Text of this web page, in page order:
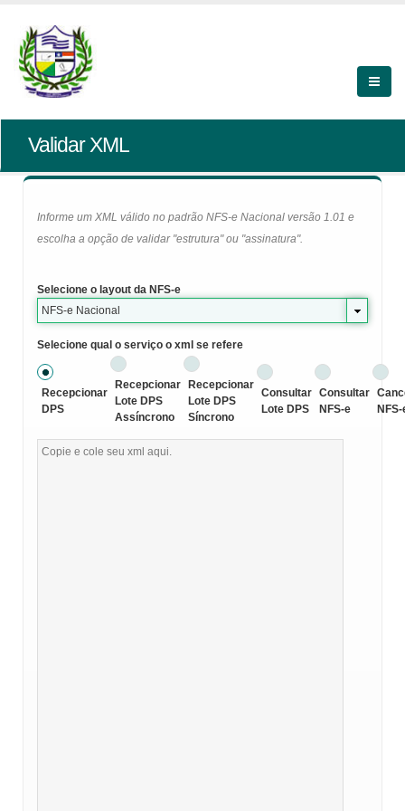
Validar XML
Informe um XML válido no padrão NFS-e Nacional versão 1.01 e
escolha a opção de validar "estrutura" ou "assinatura".
Selecione o layout da NFS-e
NFS-e Nacional
Selecione qual o serviço o xml se refere
Recepcionar
DPS
Recepcionar
Lote DPS
Assíncrono
Recepcionar
Lote DPS
Síncrono
Consultar
Lote DPS
Consultar
NFS-e
NFS-